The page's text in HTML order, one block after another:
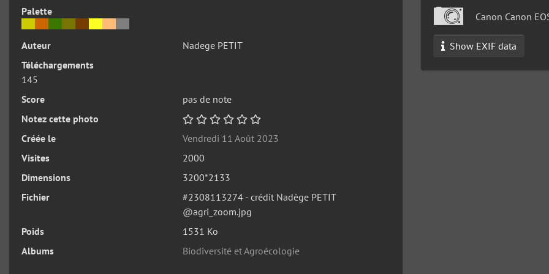
Palette
Auteur
Nadege PETIT
Téléchargements
145
Score
pas de note
Notez cette photo
Créée le
Vendredi 11 Août 2023
Visites
2000
Dimensions
3200*2133
Fichier
#2308113274 - crédit Nadège PETIT
@agri_zoom.jpg
Poids
1531 Ko
Albums
Biodiversité et Agroécologie
Canon Canon
Show EXIF data